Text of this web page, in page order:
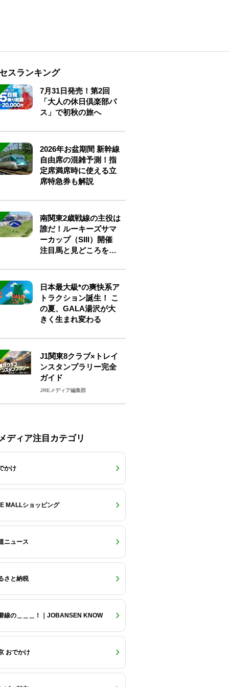
スランキング
7月31日発売！第2回
「大人の休日倶楽部パ
ス」で初秋の旅へ
2026年お盆期間 新幹線
自由席の混雑予測！指
定席満席時に使える立
席特急券も解説
南関東2歳戦線の主役は
誰だ！ルーキーズサマ
ーカップ（SIII）開催
注目馬と見どころをチ
日本最大級*の爽快系ア
トラクション誕生！ こ
の夏、GALA湯沢が大
きく生まれ変わる
J1関東8クラブ×トレイ
ンスタンプラリー完全
ガイド
JREメディア編集部
ディア注目カテゴリ
かけ
MALLショッピング
ニュース
さと納税
線の＿＿＿！｜JOBANSEN KNOW
おでかけ